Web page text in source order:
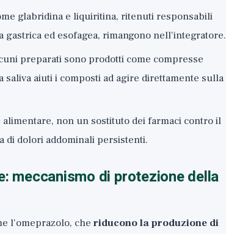
glabridina e liquiritina, ritenuti responsabili
ed esofagea, rimangono nell'integratore.
preparati sono prodotti come compresse
aiuti i composti ad agire direttamente sulla
non un sostituto dei farmaci contro il
di dolori addominali persistenti.
meccanismo di protezione della
l'omeprazolo, che riducono la produzione di